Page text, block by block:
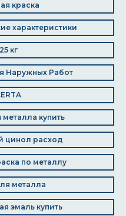
краска
характеристики
кг
Наружных Работ
купить
цинол расход
по металлу
металла
эмаль купить